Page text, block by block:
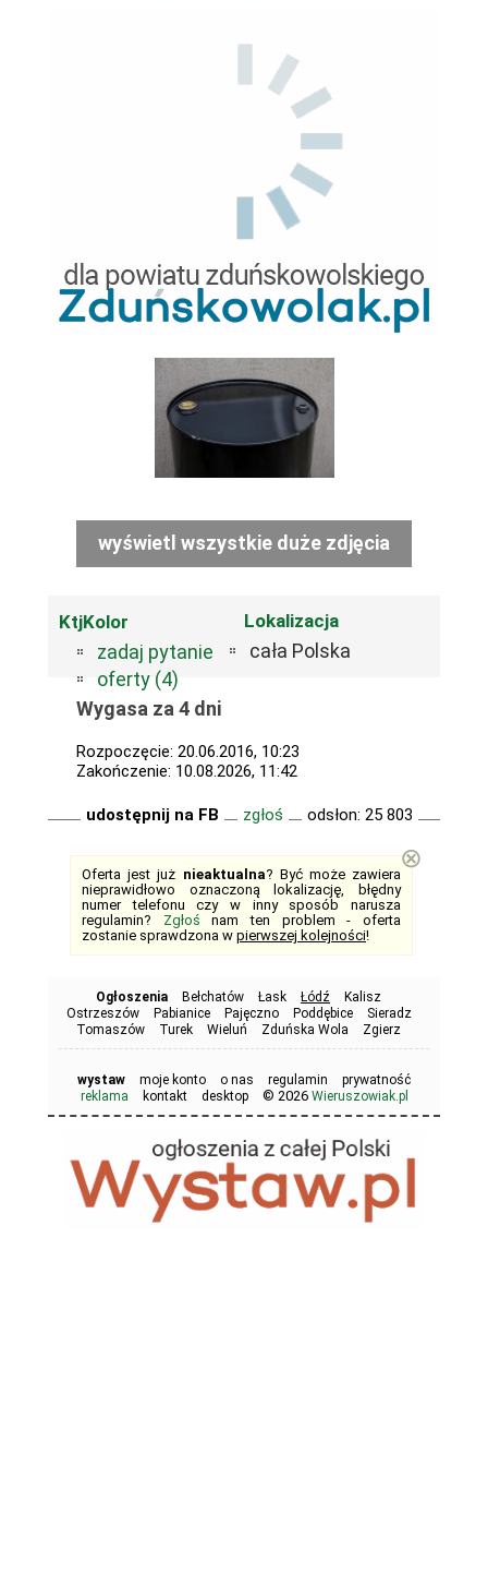
wyświetl wszystkie duże zdjęcia
KtjKolor
zadaj pytanie
oferty (4)
Lokalizacja
cała Polska
Wygasa za 4 dni
Rozpoczęcie: 20.06.2016, 10:23
Zakończenie: 10.08.2026, 11:42
udostępnij na FB zgłoś odsłon: 25 803
Oferta jest już nieaktualna? Być może zawiera
nieprawidłowo oznaczoną lokalizację, błędny
numer telefonu czy w inny sposób narusza
regulamin? Zgłoś nam ten problem - oferta
zostanie sprawdzona w pierwszej kolejności!
⊗
Ogłoszenia Bełchatów Łask Łódź
Kalisz
Ostrzeszów
Pabianice Pajęczno Poddębice
Sieradz
Tomaszów
Turek Wieluń Zduńska Wola Zgierz
wystaw moje konto o nas regulamin
prywatność
reklama
kontakt desktop © 2026 Wieruszowiak.pl